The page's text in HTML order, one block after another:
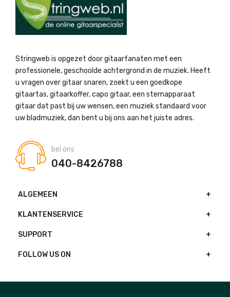
Stringweb is opgezet door gitaarfanaten met een
professionele, geschoolde achtergrond in de muziek. Heeft
u vragen over gitaar snaren, zoekt u een goedkope
gitaartas, gitaarkoffer, capo gitaar, een stemapparaat
gitaar dat past bij uw wensen, een muziek standaard voor
uw bladmuziek, dan bent u bij ons aan het juiste adres.
bel ons
040-8426788
ALGEMEEN
KLANTENSERVICE
SUPPORT
FOLLOW US ON